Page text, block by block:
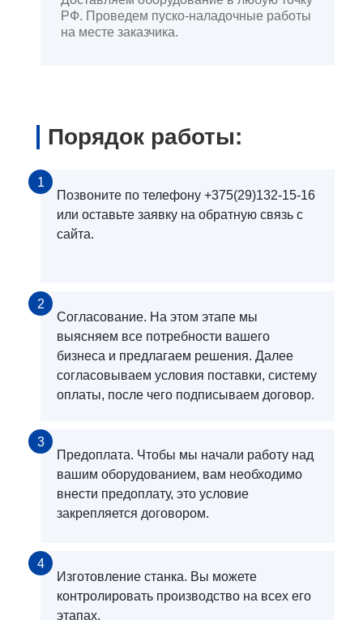
РФ. Проведем пуско-наладочные работы
на месте заказчика.
Порядок работы:
1
Позвоните по телефону +375(29)132-15-16
или оставьте заявку на обратную связь с
сайта.
2
Согласование. На этом этапе мы
выясняем все потребности вашего
бизнеса и предлагаем решения. Далее
согласовываем условия поставки, систему
оплаты, после чего подписываем договор.
3
Предоплата. Чтобы мы начали работу над
вашим оборудованием, вам необходимо
внести предоплату, это условие
закрепляется договором.
4
Изготовление станка. Вы можете
контролировать производство на всех его
этапах.